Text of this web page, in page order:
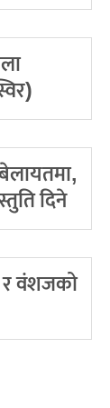
दिने
र वंशजको